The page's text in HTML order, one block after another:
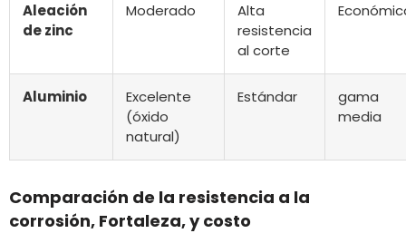
Aleación
de zinc
Moderado
Alta
resistencia
al corte
Aluminio
Excelente
(óxido
natural)
Estándar
gama
media
Comparación de la resistencia a la
corrosión, Fortaleza, y costo